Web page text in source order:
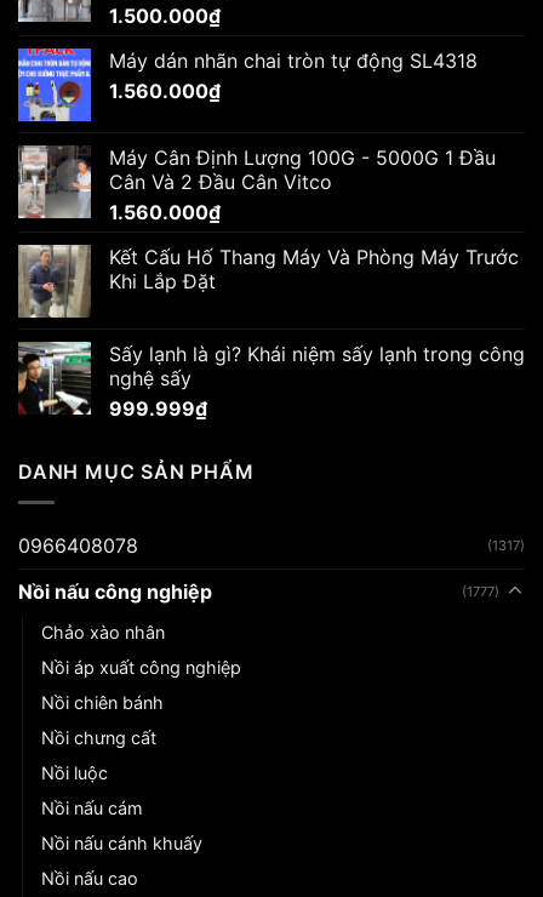
1.500.000₫
Máy dán nhãn chai tròn tự động SL4318
1.560.000₫
Máy Cân Định Lượng 100G - 5000G 1 Đầu
Cân Và 2 Đầu Cân Vitco
1.560.000₫
Kết Cấu Hố Thang Máy Và Phòng Máy Trước
Khi Lắp Đặt
Sấy lạnh là gì? Khái niệm sấy lạnh trong công
nghệ sấy
999.999₫
DANH MỤC SẢN PHẨM
0966408078 (1317)
Nồi nấu công nghiệp (1777)
Chảo xào nhân
Nồi áp xuất công nghiệp
Nồi chiên bánh
Nồi chưng cất
Nồi luộc
Nồi nấu cám
Nồi nấu cánh khuấy
Nồi nấu cao